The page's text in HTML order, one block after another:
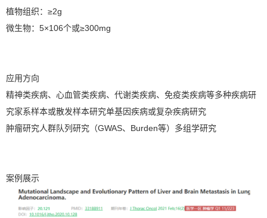
植物组织：≥2g
微生物：5×106个或≥300mg
应用方向
精神类疾病、心血管类疾病、代谢类疾病、免疫类疾病等多种疾病研
究家系样本或散发样本研究单基因疾病或复杂疾病研究
肿瘤研究人群队列研究（GWAS、Burden等）多组学研究
案例展示